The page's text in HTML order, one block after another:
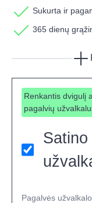
Sukurta ir
365 dienų
Renkantis dvigulį
pagalvių
Pagalvės